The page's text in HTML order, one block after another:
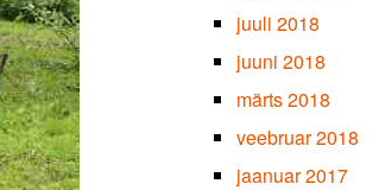
juuli 2018
juuni 2018
märts 2018
veebruar 2018
jaanuar 2017